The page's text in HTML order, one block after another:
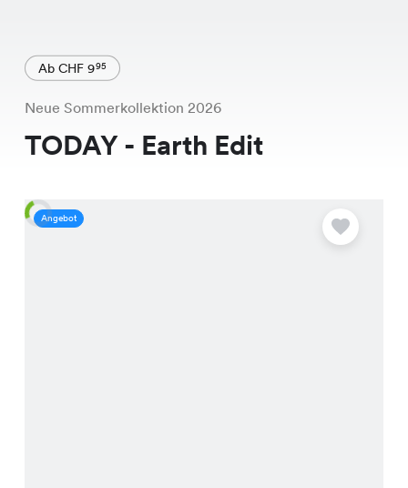
Ab CHF 995
Neue Sommerkollektion 2026
TODAY - Earth Edit
Angebot